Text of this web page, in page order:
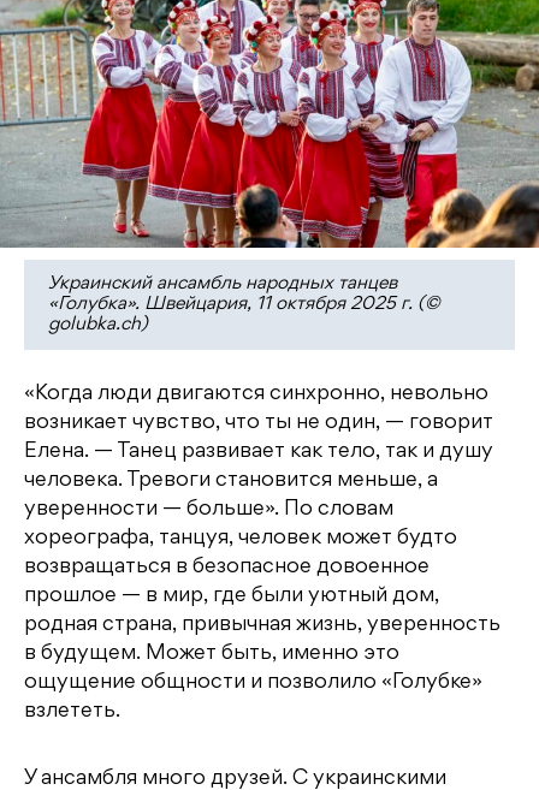
Украинский ансамбль народных танцев
«Голубка». Швейцария, 11 октября 2025 г. (©
golubka.ch)
«Когда люди двигаются синхронно, невольно
возникает чувство, что ты не один, — говорит
Елена. — Танец развивает как тело, так и душу
человека. Тревоги становится меньше, а
уверенности — больше». По словам
хореографа, танцуя, человек может будто
возвращаться в безопасное довоенное
прошлое — в мир, где были уютный дом,
родная страна, привычная жизнь, уверенность
в будущем. Может быть, именно это
ощущение общности и позволило «Голубке»
взлететь.
У ансамбля много друзей. С украинскими